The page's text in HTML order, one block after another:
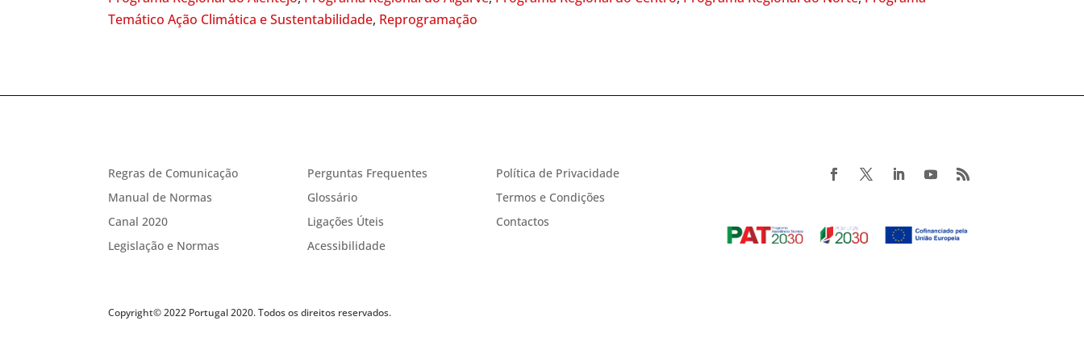
Temático Ação Climática e Sustentabilidade, Reprogramação
Regras de Comunicação
Manual de Normas
Canal 2020
Legislação e Normas
Perguntas Frequentes
Glossário
Ligações Úteis
Acessibilidade
Política de Privacidade
Termos e Condições
Contactos
Copyright© 2022 Portugal 2020. Todos os direitos reservados.